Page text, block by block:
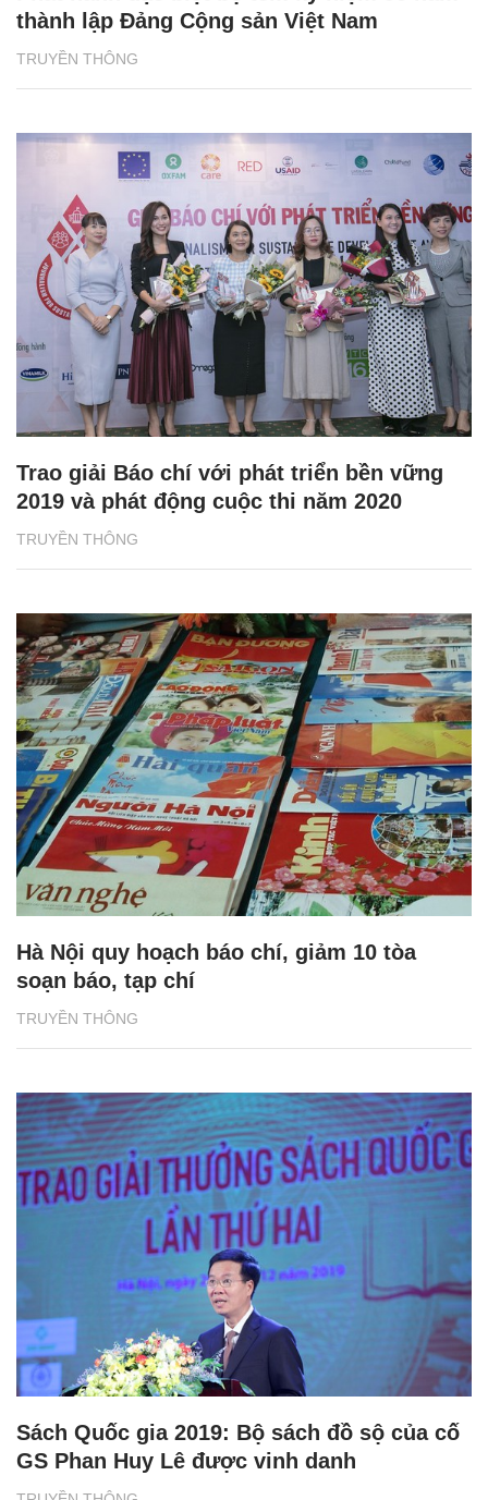
TRUYỀN THÔNG
thành lập Đảng Cộng sản Việt Nam
TRUYỀN THÔNG
Trao giải Báo chí với phát triển bền vững
2019 và phát động cuộc thi năm 2020
TRUYỀN THÔNG
Hà Nội quy hoạch báo chí, giảm 10 tòa
soạn báo, tạp chí
Sách Quốc gia 2019: Bộ sách đồ sộ của cố
GS Phan Huy Lê được vinh danh